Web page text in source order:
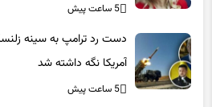
5 ساعت پیش
دست رد ترامپ به سینه
آمریکا نگه داشته شد
5 ساعت پیش